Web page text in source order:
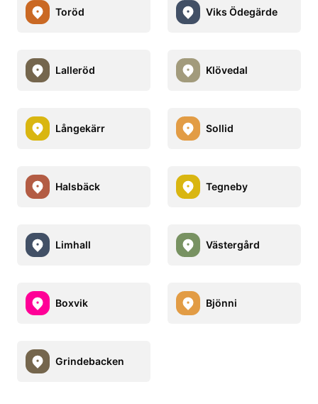
Toröd Viks Ödegärde
Lalleröd Klövedal
Långekärr Sollid
Halsbäck Tegneby
Limhall Västergård
Boxvik Bjönni
Grindebacken